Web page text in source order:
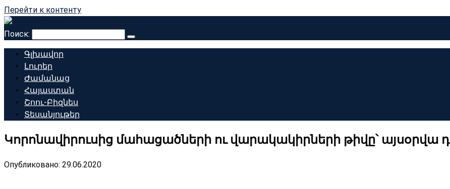
Перейти к контенту
Поиск:
Գլխավոր
Լուրեր
Ժամանաց
Հայաստան
Շոու-Բիզնես
Տեսանյութեր
Կորոնավիրուսից մահացածների ու վարակակիրների թիվը՝ այսօրվա
Опубликовано: 29.06.2020